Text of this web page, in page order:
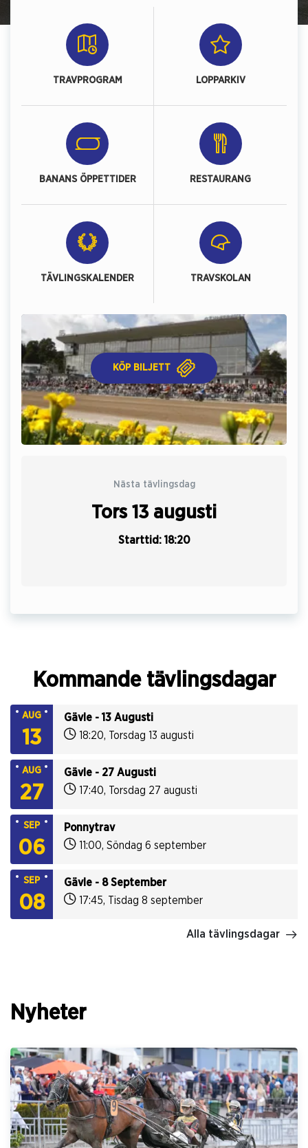
TRAVPROGRAM LOPPARKIV
BANANS ÖPPETTIDER RESTAURANG
TÄVLINGSKALENDER TRAVSKOLAN
KÖP BILJETT
Nästa tävlingsdag
Tors 13 augusti
Starttid: 18:20
Kommande tävlingsdagar
AUG
13
Gävle - 13 Augusti
18:20, Torsdag 13 augusti
AUG
27
Gävle - 27 Augusti
17:40, Torsdag 27 augusti
SEP
06
Ponnytrav
11:00, Söndag 6 september
SEP
08
Gävle - 8 September
17:45, Tisdag 8 september
Alla tävlingsdagar
Nyheter